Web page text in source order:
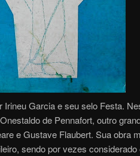
Garcia e seu selo Festa.
de Pennafort, outro
e Gustave Flaubert. Sua obra
sendo por vezes considerado